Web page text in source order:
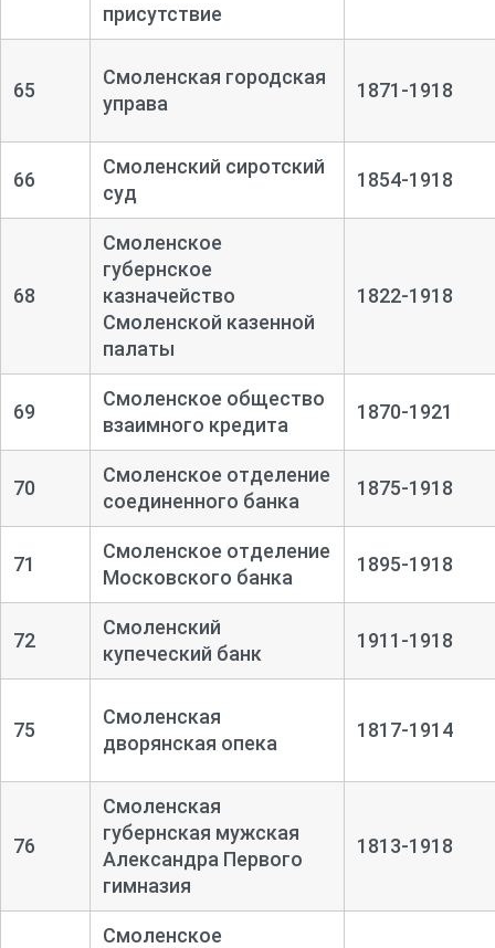
присутствие
65
Смоленская городская
управа
1871-1918
66
Смоленский сиротский
суд
1854-1918
68
Смоленское
губернское
казначейство
Смоленской казенной
палаты
1822-1918
69
Смоленское общество
взаимного кредита
1870-1921
70
Смоленское отделение
соединенного банка
1875-1918
71
Смоленское отделение
Московского банка
1895-1918
72
Смоленский
купеческий банк
1911-1918
75
Смоленская
дворянская опека
1817-1914
76
Смоленская
губернская мужская
Александра Первого
гимназия
1813-1918
Смоленское